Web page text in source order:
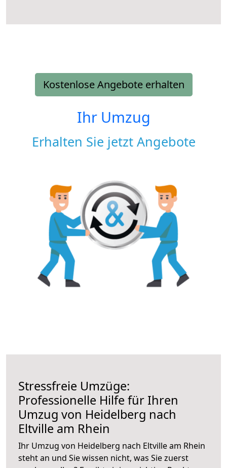
Kostenlose Angebote erhalten
Ihr Umzug
Erhalten Sie jetzt Angebote
Stressfreie Umzüge:
Professionelle Hilfe für Ihren
Umzug von Heidelberg nach
Eltville am Rhein
Ihr Umzug von Heidelberg nach Eltville am Rhein
steht an und Sie wissen nicht, was Sie zuerst